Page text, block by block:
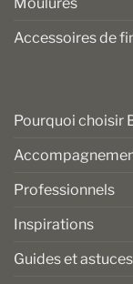
Accessoires de
Pourquoi choisir
Professionnels
Inspirations
Guides et astuces